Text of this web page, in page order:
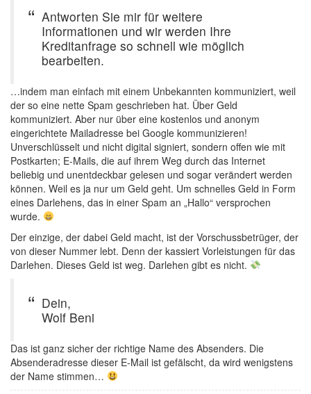
Antworten Sie mir für weitere
Informationen und wir werden Ihre
Kreditanfrage so schnell wie möglich
bearbeiten.
…indem man einfach mit einem Unbekannten kommuniziert, weil
der so eine nette Spam geschrieben hat. Über Geld
kommuniziert. Aber nur über eine kostenlos und anonym
eingerichtete Mailadresse bei Google kommunizieren!
Unverschlüsselt und nicht digital signiert, sondern offen wie mit
Postkarten; E-Mails, die auf ihrem Weg durch das Internet
beliebig und unentdeckbar gelesen und sogar verändert werden
können. Weil es ja nur um Geld geht. Um schnelles Geld in Form
eines Darlehens, das in einer Spam an „Hallo“ versprochen
wurde.
Der einzige, der dabei Geld macht, ist der Vorschussbetrüger, der
von dieser Nummer lebt. Denn der kassiert Vorleistungen für das
Darlehen. Dieses Geld ist weg. Darlehen gibt es nicht.
Dein,
Wolf Beni
Das ist ganz sicher der richtige Name des Absenders. Die
Absenderadresse dieser E-Mail ist gefälscht, da wird wenigstens
der Name stimmen…